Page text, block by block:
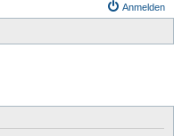
Anmelden